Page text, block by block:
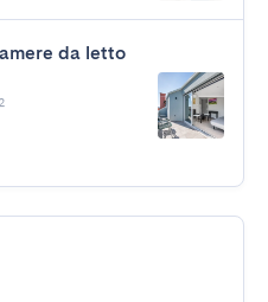
da letto